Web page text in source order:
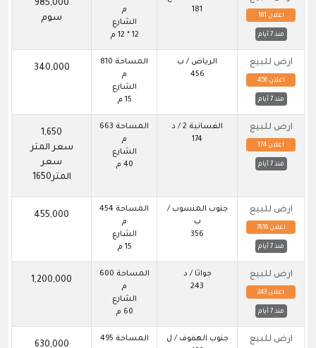
اعلان 181
منذ 7 أيام
181
م
الشارع
12 * 12 م
985,000
سوم
ارض للبيع
اعلان 456
منذ 7 أيام
الرياض / ب
456
المساحة 810
م
الشارع
15 م
340,000
ارض للبيع
اعلان 174
منذ 7 أيام
الغسانية 2 / د
174
المساحة 663
م
الشارع
40 م
1,650
سعر المتر
سعر
المتر1650
ارض للبيع
اعلان 7616
منذ 7 أيام
جنوب المنسوب /
ب
356
المساحة 454
م
الشارع
15 م
455,000
ارض للبيع
اعلان 243
منذ 7 أيام
جواثا / د
243
المساحة 600
م
الشارع
60 م
1,200,000
ارض للبيع
جنوب الهفوف / ل
المساحة 495
630,000